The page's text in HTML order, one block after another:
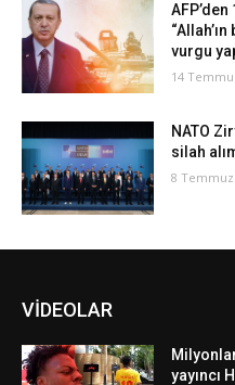
vurgu
14
NATO
silah
8 Temmuz
VİDEOLAR
yayıncı